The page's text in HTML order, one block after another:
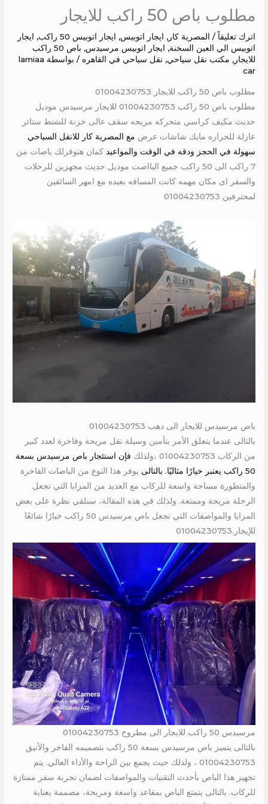
مطلوب باص 50 راكب للايجار
اترك تعليقاً / المصرية كار, ايجار اتوبيس, ايجار اتوبيس 50 راكب , ايجار
اتوبيس الي العين السخنة, ايجار اتوبيس مرسيدس,
باص 50 راكب
للايجار, مكتب نقل سياحي, نقل سياحي في القاهره / بواسطة lamiaa
car
مطلوب باص 50 راكب للايجار 01004230753
مطلوب باص 50 راكب 01004230753 للايجار مرسيدس موديل
حديث مكيف كراسي متحركه مريحه سقف عالى خزنة للشنط ستائر
عازلة للحراره مايك شاشات عرض مع المصرية كار للانقل السياحي
سهولة في الحجز ودقه في الوقت والمواعيد كمان هتوفرلك باصات من
7 راكب الى 50 راكب جميع البااصت موديل حديث مجهزين للرحلات
والسفر اى مكان مهمه كانت المسافه بعيده مع امهر السائقين
لمحترفين 01004230753
باص مرسيدس للايجار الى دهب 01004230753
بالتالى عندما يتعلق الأمر بتأمين وسيلة نقل مريحة وفاخرة لعدد كبير
من الركاب 01004230753 ،ولذلك
فإن استئجار باص مرسيدس بسعة
50 راكب يعتبر خيارًا مثاليًا. بالتالى
يوفر هذا النوع من الباصات الفاخرة
والمتطورة مساحة واسعة للركاب مع العديد من المزايا التي تجعل
الرحلة مريحة وممتعة. ولذلك في هذه المقالة، سنلقي نظرة على بعض
المزايا والمواصفات التي تجعل باص مرسيدس 50 راكب خيارًا شائعًا
للإيجار.01004230753
مرسيدس 50 راكب للايجار الى مطروح 01004230753
بالتالى يتميز باص مرسيدس بسعة 50 راكب بتصميمه الفاخر والأنيق
01004230753 ، ولذلك حيث يجمع بين الراحة والأداء العالي. يتم
تجهيز هذا الباص بأحدث التقنيات والمواصفات لضمان تجربة سفر ممتازة
للركاب. بالتالى يتمتع الباص بمقاعد واسعة ومريحة، مصممة بعناية